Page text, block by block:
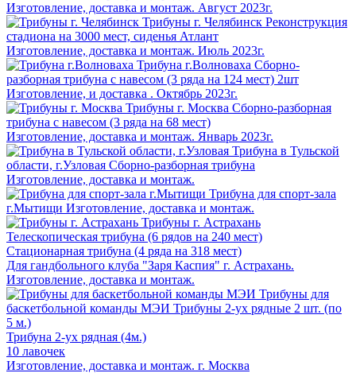
Изготовление, доставка и монтаж. Август 2023г.
Трибуны г. Челябинск Реконструкция
стадиона на 3000 мест, сиденья Атлант
Изготовление, доставка и монтаж. Июль 2023г.
Трибуна г.Волноваха Сборно-
разборная трибуна с навесом (3 ряда на 124 мест) 2шт
Изготовление, и доставка . Октябрь 2023г.
Трибуны г. Москва Сборно-разборная
трибуна с навесом (3 ряда на 68 мест)
Изготовление, доставка и монтаж. Январь 2023г.
Трибуна в Тульской
области, г.Узловая Сборно-разборная трибуна
Изготовление, доставка и монтаж.
Трибуна для спорт-зала
г.Мытищи Изготовление, доставка и монтаж.
Трибуны г. Астрахань
Телескопическая трибуна (6 рядов на 240 мест)
Стационарная трибуна (4 ряда на 318 мест)
Для гандбольного клуба "Заря Каспия" г. Астрахань.
Изготовление, доставка и монтаж.
Трибуны для
баскетбольной команды МЭИ Трибуны 2-ух рядные 2 шт. (по
5 м.)
Трибуна 2-ух рядная (4м.)
10 лавочек
Изготовление, доставка и монтаж. г. Москва